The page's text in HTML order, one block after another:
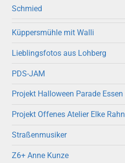
Schmied
Küppersmühle mit Walli
Lieblingsfotos aus Lohberg
PDS-JAM
Projekt Halloween Parade Essen
Projekt Offenes Atelier Elke Rahn
Straßenmusiker
Z6+ Anne Kunze